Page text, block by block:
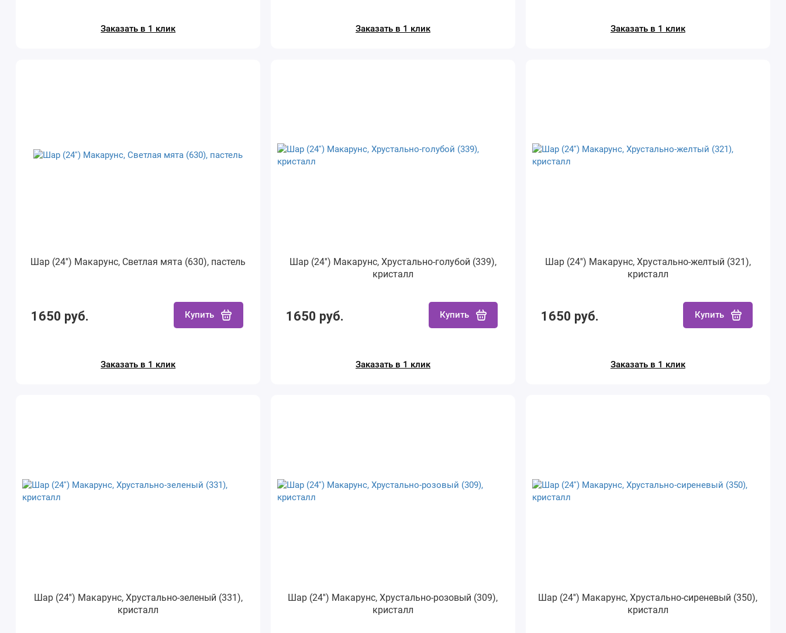
Заказать в 1 клик Заказать в 1 клик Заказать в 1 клик
Шар (24'') Макарунс, Светлая мята (630), пастель
1650 руб. Купить
Заказать в 1 клик
Шар (24'') Макарунс, Хрустально-голубой (339),
кристалл
1650 руб. Купить
Заказать в 1 клик
Шар (24'') Макарунс, Хрустально-желтый (321),
кристалл
1650 руб. Купить
Заказать в 1 клик
Шар (24'') Макарунс, Хрустально-зеленый (331),
кристалл
Шар (24'') Макарунс, Хрустально-розовый (309),
кристалл
Шар (24'') Макарунс, Хрустально-сиреневый (350),
кристалл